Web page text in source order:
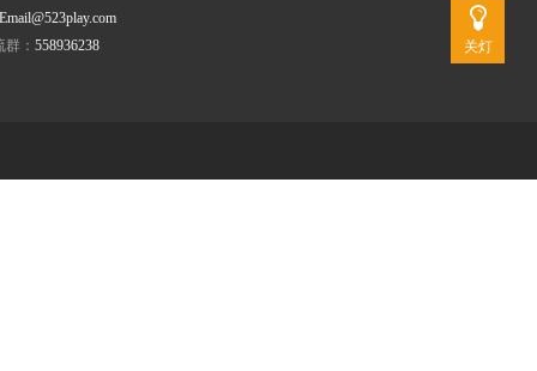
关灯
Email@523play.com
： 558936238